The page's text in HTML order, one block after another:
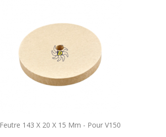
Feutre 143 X 20 X 15 Mm - Pour V150
 Aperçu rapide